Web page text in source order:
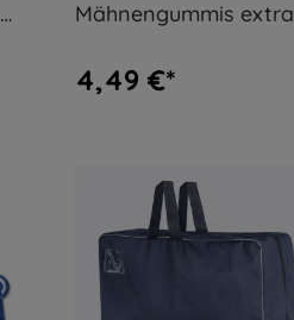
Mähnengummis extra
4,49 €*